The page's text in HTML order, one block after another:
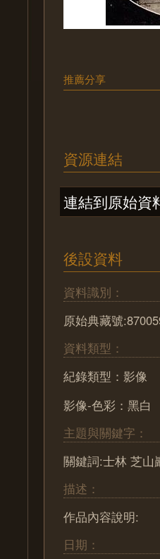
推薦分享
資源連結
連結到原始資
後設資料
資料識別：
原始典藏號
資料類型：
紀錄類型：影像
影像-色彩：黑白
主題與關鍵字：
關鍵詞:士林 芝山
描述：
作品內容說明:
日期：